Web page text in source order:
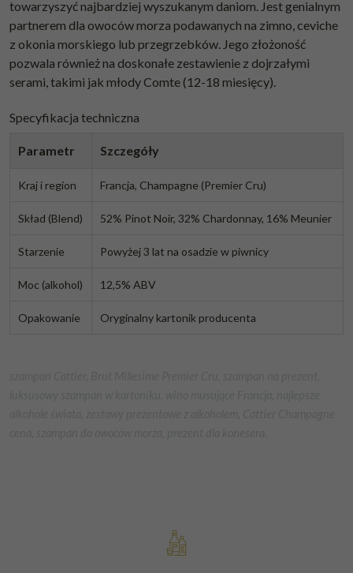
towarzyszyć najbardziej wyszukanym daniom. Jest genialnym
partnerem dla owoców morza podawanych na zimno, ceviche
z okonia morskiego lub przegrzebków. Jego złożoność
pozwala również na doskonałe zestawienie z dojrzałymi
serami, takimi jak młody Comte (12-18 miesięcy).
Specyfikacja techniczna
Parametr Szczegóły
Kraj i region Francja, Champagne (Premier Cru)
Skład (Blend) 52% Pinot Noir, 32% Chardonnay, 16% Meunier
Starzenie Powyżej 3 lat na osadzie w piwnicy
Moc (alkohol) 12,5% ABV
Opakowanie Oryginalny kartonik producenta